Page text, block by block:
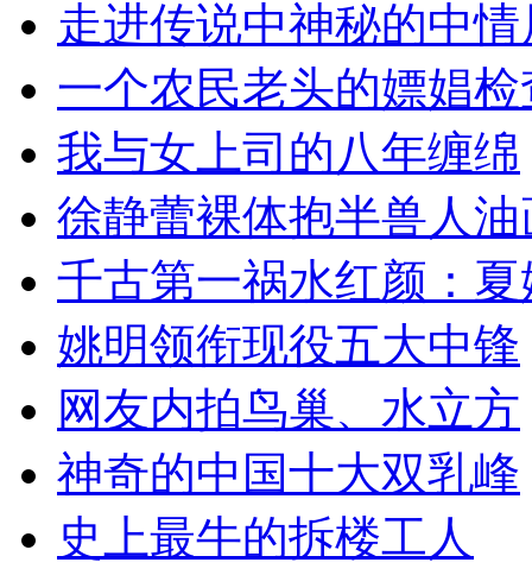
走进传说中神秘的中情
一个农民老头的嫖娼检
我与女上司的八年缠绵
徐静蕾裸体抱半兽人油
千古第一祸水红颜：夏
姚明领衔现役五大中锋
网友内拍鸟巢、水立方
神奇的中国十大双乳峰
史上最牛的拆楼工人